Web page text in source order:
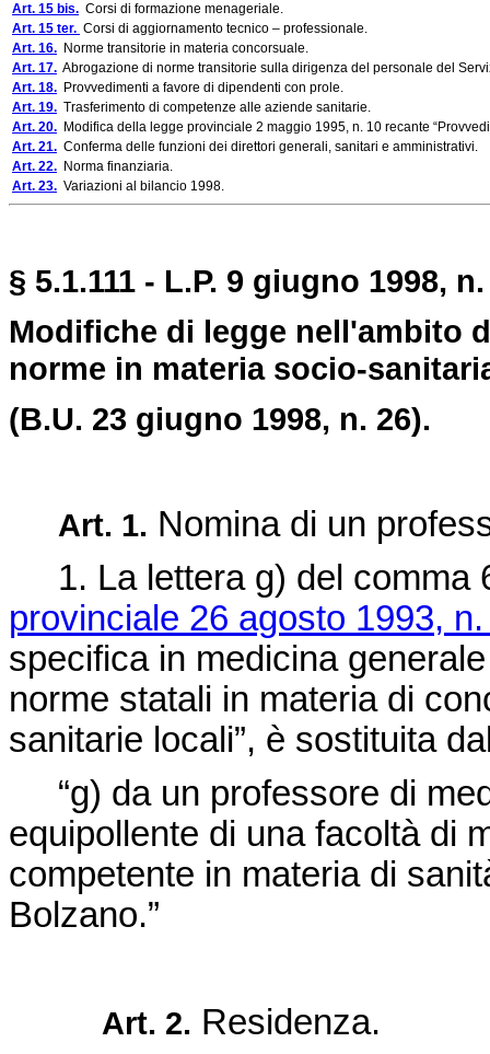
Art. 15 bis. Corsi di formazione menageriale.
Art. 15 ter. Corsi di aggiornamento tecnico – professionale.
Art. 16. Norme transitorie in materia concorsuale.
Art. 17. Abrogazione di norme transitorie sulla dirigenza del personale del
Art. 18. Provvedimenti a favore di dipendenti con prole.
Art. 19. Trasferimento di competenze alle aziende sanitarie.
Art. 20. Modifica della legge provinciale 2 maggio 1995, n. 10 recante
Art. 21. Conferma delle funzioni dei direttori generali, sanitari e amministrativi.
Art. 22. Norma finanziaria.
Art. 23. Variazioni al bilancio 1998.
§ 5.1.111 - L.P. 9 giugno 1998,
Modifiche di legge nell'ambito
norme in materia socio-
(B.U. 23 giugno 1998, n. 26).
Art. 1. Nomina di un
1. La lettera g) del comma
provinciale 26 agosto 1993,
specifica in medicina
norme statali in materia di
sanitarie locali”, è sostituita
“g) da un professore di
equipollente di una facoltà di
competente in materia di
Bolzano.”
Art. 2. Residenza.